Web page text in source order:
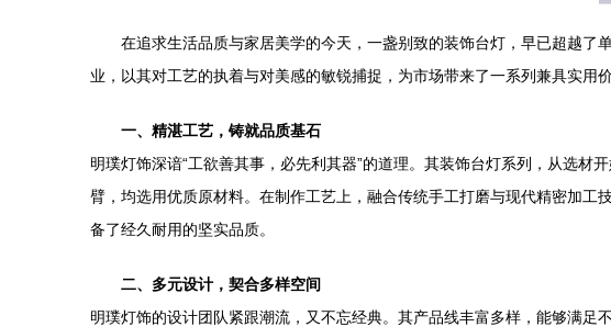
在追求生活品质与家居美学的今天，一盏别致的装饰台灯，早已超越
业，以其对工艺的执着与对美感的敏锐捕捉，为市场带来了一系列兼具实用
一、精湛工艺，铸就品质基石
明璞灯饰深谙“工欲善其事，必先利其器”的道理。其装饰台灯系列，从选
臂，均选用优质原材料。在制作工艺上，融合传统手工打磨与现代精密加
备了经久耐用的坚实品质。
二、多元设计，契合多样空间
明璞灯饰的设计团队紧跟潮流，又不忘经典。其产品线丰富多样，能够满足